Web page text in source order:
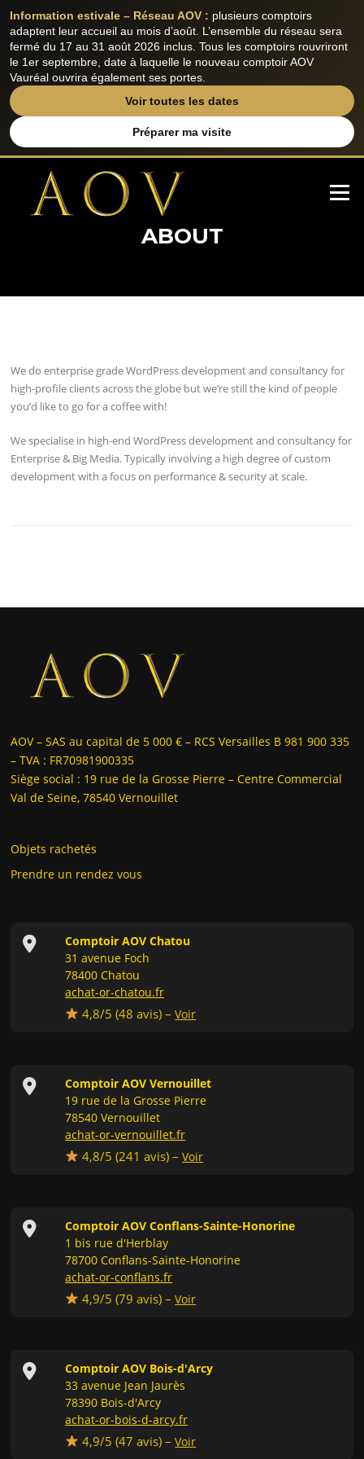
Information estivale – Réseau AOV : plusieurs comptoirs
adaptent leur accueil au mois d’août. L’ensemble du réseau sera
fermé du 17 au 31 août 2026 inclus. Tous les comptoirs rouvriront
le 1er septembre, date à laquelle le nouveau comptoir AOV
Vauréal ouvrira également ses portes.
Voir toutes les dates
Préparer ma visite
contenu
Menu
ABOUT
We do enterprise grade WordPress development and consultancy for
high-profile clients across the globe but we’re still the kind of people
you’d like to go for a coffee with!
We specialise in high-end WordPress development and consultancy for
Enterprise & Big Media. Typically involving a high degree of custom
development with a focus on performance & security at scale.
AOV – SAS au capital de 5 000 € – RCS Versailles B 981 900 335
– TVA : FR70981900335
Siège social : 19 rue de la Grosse Pierre – Centre Commercial
Val de Seine, 78540 Vernouillet
Objets rachetés
Prendre un rendez vous
Comptoir AOV Chatou
31 avenue Foch
78400 Chatou
achat-or-chatou.fr
4,8/5 (48 avis) –Voir
Comptoir AOV Vernouillet
19 rue de la Grosse Pierre
78540 Vernouillet
achat-or-vernouillet.fr
4,8/5 (241 avis) –Voir
Comptoir AOV Conflans-Sainte-Honorine
1 bis rue d'Herblay
78700 Conflans-Sainte-Honorine
achat-or-conflans.fr
4,9/5 (79 avis) –Voir
Comptoir AOV Bois-d'Arcy
33 avenue Jean Jaurès
78390 Bois-d'Arcy
achat-or-bois-d-arcy.fr
4,9/5 (47 avis) –Voir